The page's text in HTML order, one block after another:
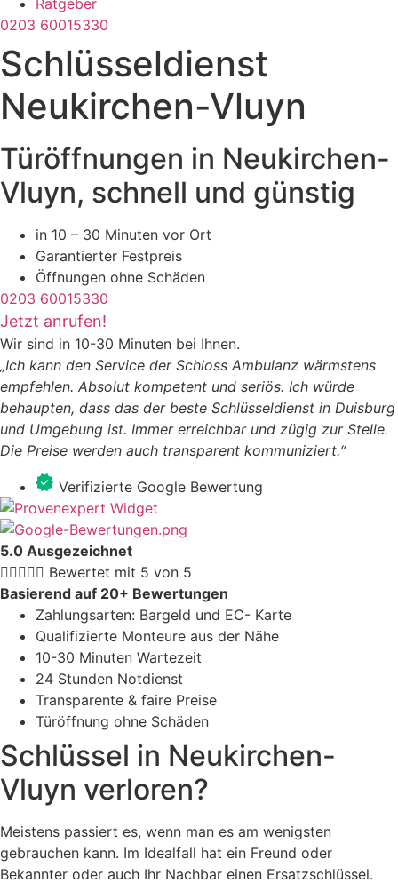
Ratgeber
0203 60015330
Schlüsseldienst
Neukirchen-Vluyn
Türöffnungen in Neukirchen-
Vluyn, schnell und günstig
in 10 – 30 Minuten vor Ort
Garantierter Festpreis
Öffnungen ohne Schäden
0203 60015330
Jetzt anrufen!
Wir sind in 10-30 Minuten bei Ihnen.
„Ich kann den Service der Schloss Ambulanz wärmstens
empfehlen. Absolut kompetent und seriös. Ich würde
behaupten, dass das der beste Schlüsseldienst in Duisburg
und Umgebung ist. Immer erreichbar und zügig zur Stelle.
Die Preise werden auch transparent kommuniziert.“
Verifizierte Google Bewertung
5.0 Ausgezeichnet
 Bewertet mit 5 von 5
Basierend auf 20+ Bewertungen
Zahlungsarten: Bargeld und EC- Karte
Qualifizierte Monteure aus der Nähe
10-30 Minuten Wartezeit
24 Stunden Notdienst
Transparente & faire Preise
Türöffnung ohne Schäden
Schlüssel in Neukirchen-
Vluyn verloren?
Meistens passiert es, wenn man es am wenigsten
gebrauchen kann. Im Idealfall hat ein Freund oder
Bekannter oder auch Ihr Nachbar einen Ersatzschlüssel.